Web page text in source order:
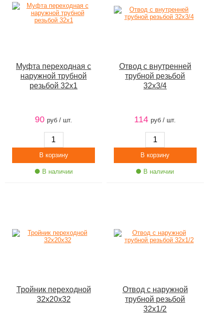
Муфта переходная с
наружной трубной
резьбой 32х1
90 руб / шт.
В наличии
Отвод с внутренней
трубной резьбой
32х3/4
114 руб / шт.
В наличии
Тройник переходной
32х20х32
Отвод с наружной
трубной резьбой
32х1/2